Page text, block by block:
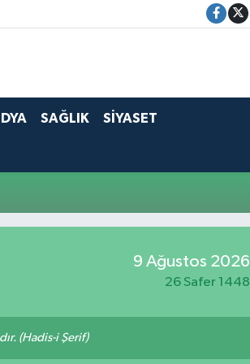
SAĞLIK SİYASET
9 Ağustos 2026
26 Safer 1448
(Hadis-i Şerif)